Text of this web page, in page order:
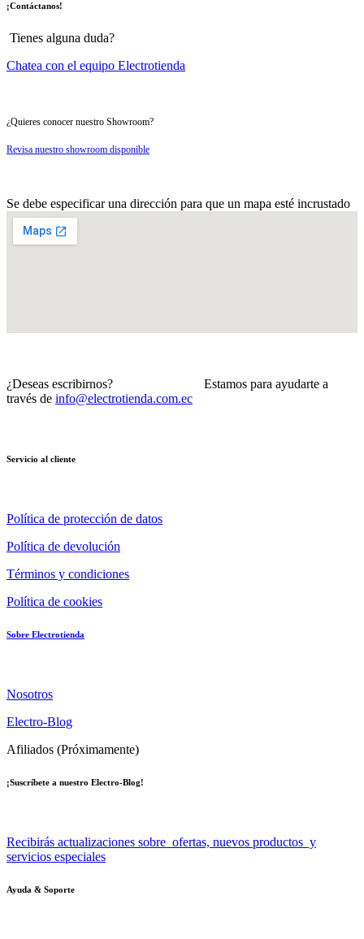
¡Contáctanos!
Tienes alguna duda?
Chatea con el equipo Electrotienda
¿Quieres conocer nuestro Showroom?
Revisa nuestro showroom disponible
Se debe especificar una dirección para que un mapa esté incrustado
¿Deseas escribirnos? Estamos para ayudarte a
través de info@electrotienda.com.ec
Servicio al cliente
Política de protección de datos
Política de devolución
Términos y condiciones
Política de cookies
Sobre Electrotienda
Nosotros
Electro-Blog
Afiliados (Próximamente)
¡Suscríbete a nuestro Electro-Blog!
Recibirás actualizaciones sobre ofertas, nuevos productos y
servicios especiales
Ayuda & Soporte